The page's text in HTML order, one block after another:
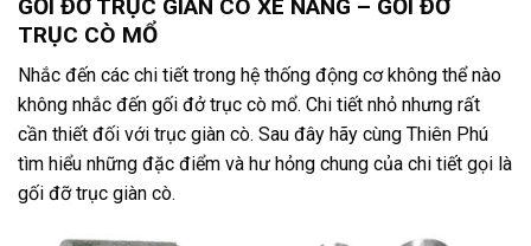
GỐI ĐỠ TRỤC GIÀN CÒ XE NÂNG – GỐI ĐỠ
TRỤC CÒ MỔ
Nhắc đến các chi tiết trong hệ thống động cơ không thể nào
không nhắc đến gối đở trục cò mổ. Chi tiết nhỏ nhưng rất
cần thiết đối với trục giàn cò. Sau đây hãy cùng Thiên Phú
tìm hiểu những đặc điểm và hư hỏng chung của chi tiết gọi là
gối đỡ trục giàn cò.